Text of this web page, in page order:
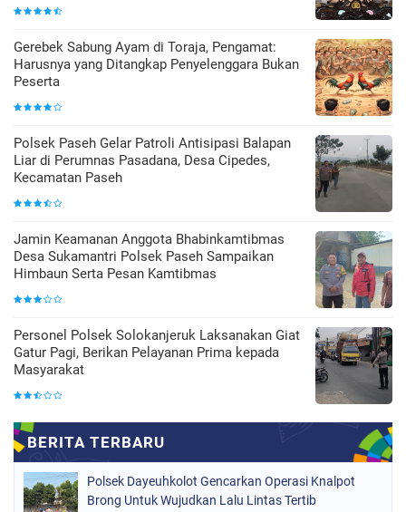
Gerebek Sabung Ayam di Toraja, Pengamat:
Harusnya yang Ditangkap Penyelenggara Bukan
Peserta
Polsek Paseh Gelar Patroli Antisipasi Balapan
Liar di Perumnas Pasadana, Desa Cipedes,
Kecamatan Paseh
Jamin Keamanan Anggota Bhabinkamtibmas
Desa Sukamantri Polsek Paseh Sampaikan
Himbaun Serta Pesan Kamtibmas
Personel Polsek Solokanjeruk Laksanakan Giat
Gatur Pagi, Berikan Pelayanan Prima kepada
Masyarakat
Polsek Dayeuhkolot Gencarkan Operasi Knalpot
Brong Untuk Wujudkan Lalu Lintas Tertib